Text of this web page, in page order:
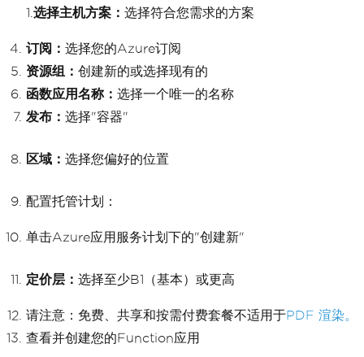
1. 选择主机方案： 选择符合您需求的方案
订阅： 选择您的Azure订阅
资源组： 创建新的或选择现有的
函数应用名称： 选择一个唯一的名称
发布： 选择"容器"
区域： 选择您偏好的位置
配置托管计划：
单击Azure应用服务计划下的"创建新"
定价层： 选择至少B1（基本）或更高
请注意：免费、共享和按需付费套餐不适用于PDF 渲染。
查看并创建您的Function应用